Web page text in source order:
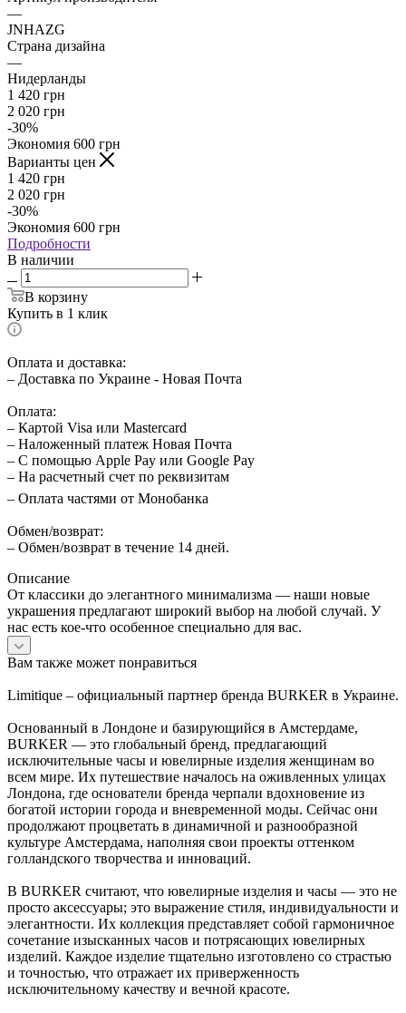
—
JNHAZG
Страна дизайна
—
Нидерланды
1 420 грн
2 020 грн
-30%
Экономия 600 грн
Варианты цен
1 420 грн
2 020 грн
-30%
Экономия 600 грн
Подробности
В наличии
В корзину
Купить в 1 клик
Оплата и доставка:
– Доставка по Украине - Новая Почта
Оплата:
– Картой Visa или Mastercard
– Наложенный платеж Новая Почта
– С помощью Apple Pay или Google Pay
– На расчетный счет по реквизитам
– Оплата частями от Монобанка
Обмен/возврат:
– Обмен/возврат в течение 14 дней.
Описание
От классики до элегантного минимализма — наши новые
украшения предлагают широкий выбор на любой случай. У
нас есть кое-что особенное специально для вас.
Вам также может понравиться
Limitique – официальный партнер бренда BURKER в Украине.
Основанный в Лондоне и базирующийся в Амстердаме,
BURKER — это глобальный бренд, предлагающий
исключительные часы и ювелирные изделия женщинам во
всем мире. Их путешествие началось на оживленных улицах
Лондона, где основатели бренда черпали вдохновение из
богатой истории города и вневременной моды. Сейчас они
продолжают процветать в динамичной и разнообразной
культуре Амстердама, наполняя свои проекты оттенком
голландского творчества и инноваций.
В BURKER считают, что ювелирные изделия и часы — это не
просто аксессуары; это выражение стиля, индивидуальности и
элегантности. Их коллекция представляет собой гармоничное
сочетание изысканных часов и потрясающих ювелирных
изделий. Каждое изделие тщательно изготовлено со страстью
и точностью, что отражает их приверженность
исключительному качеству и вечной красоте.